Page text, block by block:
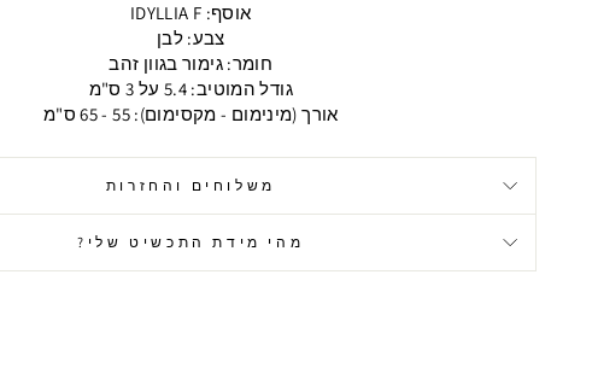
אוסף: IDYLLIA F
צבע: לבן
חומר: גימור בגוון זהב
גודל המוטיב: 5.4 על 3 ס"מ
אורך (מינימום - מקסימום): 55 - 65 ס"מ
משלוחים והחזרות
מהי מידת התכשיט שלי?